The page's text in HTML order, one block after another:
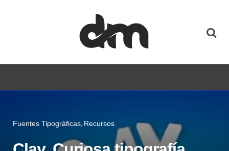
Fuentes Tipográficas Recursos